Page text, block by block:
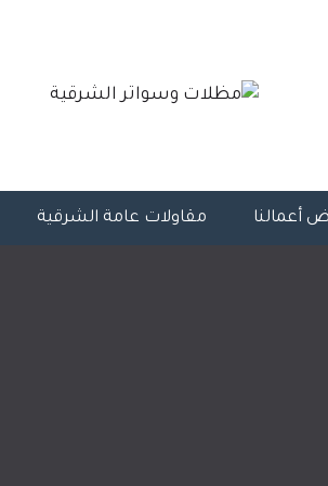
أعمالنا مقاولات عامة الشرقية